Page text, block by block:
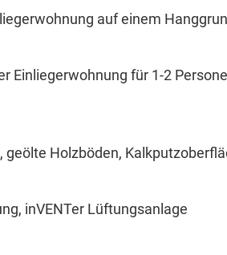
auf einem
Einliegerwohnung für 1-2
Holzböden,
inVENTer Lüftungsanlage